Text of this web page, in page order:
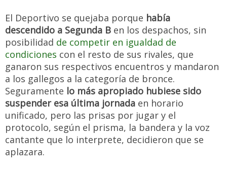
El Deportivo se quejaba porque había
descendido a Segunda B en los despachos, sin
posibilidad de competir en igualdad de
condiciones con el resto de sus rivales, que
ganaron sus respectivos encuentros y mandaron
a los gallegos a la categoría de bronce.
Seguramente lo más apropiado hubiese sido
suspender esa última jornada en horario
unificado, pero las prisas por jugar y el
protocolo, según el prisma, la bandera y la voz
cantante que lo interprete, decidieron que se
aplazara.